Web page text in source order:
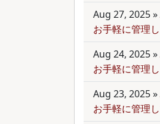
Aug 27, 2025»
お手軽に管理
Aug 24, 2025»
お手軽に管理
Aug 23, 2025»
お手軽に管理